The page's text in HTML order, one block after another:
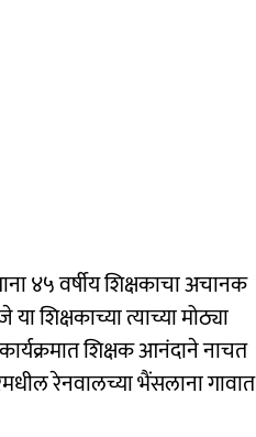
४५ वर्षीय शिक्षकाचा अचानक
शिक्षकाच्या त्याच्या मोठ्या
शिक्षक आनंदाने नाचत
रेनवालच्या भैंसलाना गावात